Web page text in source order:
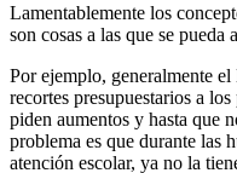
Lamentablemente los
son cosas a las que se pueda
Por ejemplo, generalmente
recortes presupuestarios a
piden aumentos y hasta que
problema es que durante las
atención escolar, ya no la